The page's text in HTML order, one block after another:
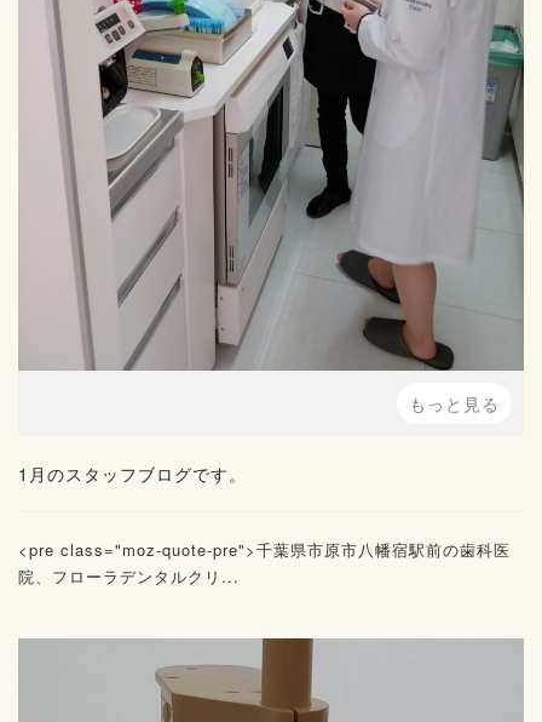
もっと見る
1月のスタッフブログです。
<pre class="moz-quote-pre">千葉県市原市八幡宿駅前の歯科医
院、フローラデンタルクリ...